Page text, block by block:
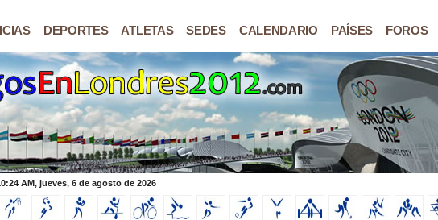
DEPORTES ATLETAS SEDES CALENDARIO PAÍSES FOROS
AM, jueves, 6 de agosto de 2026